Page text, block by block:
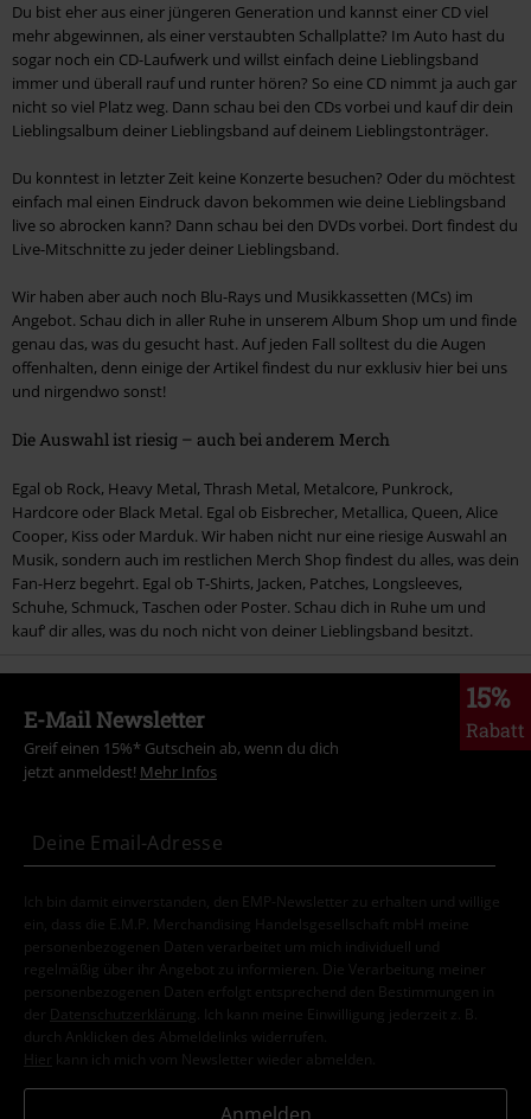
Du bist eher aus einer jüngeren Generation und kannst einer CD viel
mehr abgewinnen, als einer verstaubten Schallplatte? Im Auto hast du
sogar noch ein CD-Laufwerk und willst einfach deine Lieblingsband
immer und überall rauf und runter hören? So eine CD nimmt ja auch gar
nicht so viel Platz weg. Dann schau bei den CDs vorbei und kauf dir dein
Lieblingsalbum deiner Lieblingsband auf deinem Lieblingstonträger.
Du konntest in letzter Zeit keine Konzerte besuchen? Oder du möchtest
einfach mal einen Eindruck davon bekommen wie deine Lieblingsband
live so abrocken kann? Dann schau bei den DVDs vorbei. Dort findest du
Live-Mitschnitte zu jeder deiner Lieblingsband.
Wir haben aber auch noch Blu-Rays und Musikkassetten (MCs) im
Angebot. Schau dich in aller Ruhe in unserem Album Shop um und finde
genau das, was du gesucht hast. Auf jeden Fall solltest du die Augen
offenhalten, denn einige der Artikel findest du nur exklusiv hier bei uns
und nirgendwo sonst!
Die Auswahl ist riesig – auch bei anderem Merch
Egal ob Rock, Heavy Metal, Thrash Metal, Metalcore, Punkrock,
Hardcore oder Black Metal. Egal ob Eisbrecher, Metallica, Queen, Alice
Cooper, Kiss oder Marduk. Wir haben nicht nur eine riesige Auswahl an
Musik, sondern auch im restlichen Merch Shop findest du alles, was dein
Fan-Herz begehrt. Egal ob T-Shirts, Jacken, Patches, Longsleeves,
Schuhe, Schmuck, Taschen oder Poster. Schau dich in Ruhe um und
kauf‘ dir alles, was du noch nicht von deiner Lieblingsband besitzt.
15%
Rabatt
E-Mail Newsletter
Greif einen 15%* Gutschein ab, wenn du dich
jetzt anmeldest! Mehr Infos
Ich bin damit einverstanden, den EMP-Newsletter zu erhalten und willige
ein, dass die E.M.P. Merchandising Handelsgesellschaft mbH meine
personenbezogenen Daten verarbeitet um mich individuell und
regelmäßig über ihr Angebot zu informieren. Die Verarbeitung meiner
personenbezogenen Daten erfolgt entsprechend den Bestimmungen in
der
Datenschutzerklärung
. Ich kann meine Einwilligung jederzeit z. B.
durch Anklicken des Abmeldelinks widerrufen.
Hier kann ich mich vom Newsletter wieder abmelden.